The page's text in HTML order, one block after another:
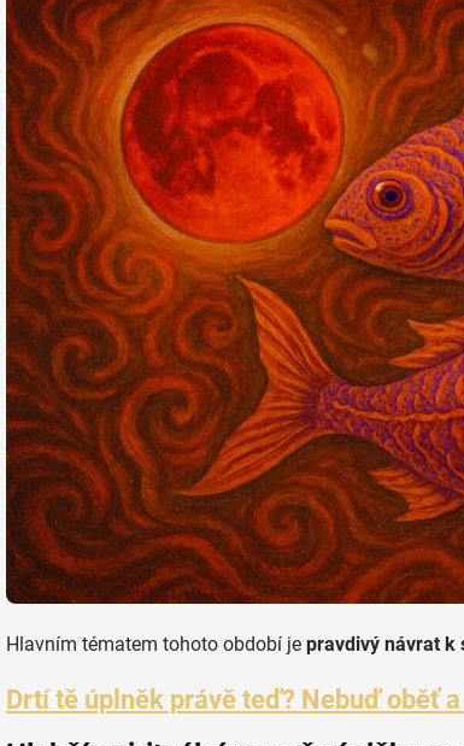
Hlavním tématem tohoto období je pravdivý návrat k
Drtí tě úplněk právě teď? Nebuď oběť